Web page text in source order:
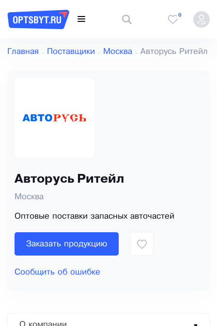
0
Главная Поставщики Москва Авторусь Ритейл
Авторусь Ритейл
Москва
Оптовые поставки запасных авточастей
Заказать продукцию
Сообщить об ошибке